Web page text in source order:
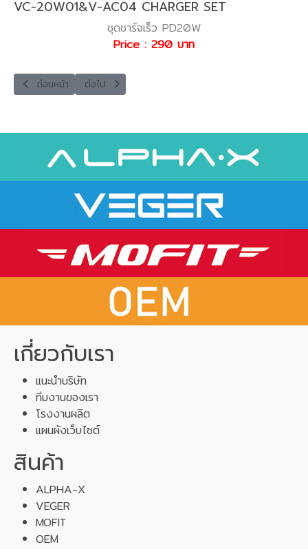
VC-20W01&V-AC04 CHARGER SET
ชุดชาร์จเร็ว PD20W
Price : 290 บาท
เนื้อหาก่อนหน้า: V-CL05 FAST CHARGE CABLE
ก่อนหน้า เนื้อหาถัดไป: USB-C1 DATA CABLE
ต่อไป
เกี่ยวกับเรา
แนะนำบริษัท
ทีมงานของเรา
โรงงานผลิต
แผนผังเว็บไซต์
สินค้า
ALPHA-X
VEGER
MOFIT
OEM